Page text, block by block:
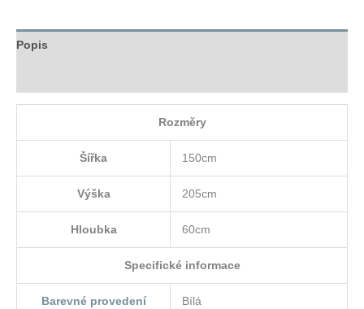
Popis
Rozměry
Šířka 150cm
Výška 205cm
Hloubka 60cm
Specifické informace
Barevné provedení Bílá